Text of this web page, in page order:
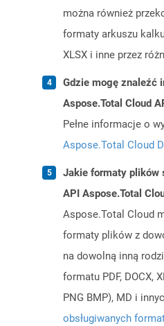
można również
formaty arkuszu
XLSX i inne przez
Gdzie mogę znaleźć
Aspose.Total Cloud
Pełne informacje o
Aspose.Total Cloud
Jakie formaty plików
API Aspose.Total
Aspose.Total Cloud
formaty plików z
na dowolną inną
formatu PDF, DOCX,
PNG BMP), MD i
obsługiwanych